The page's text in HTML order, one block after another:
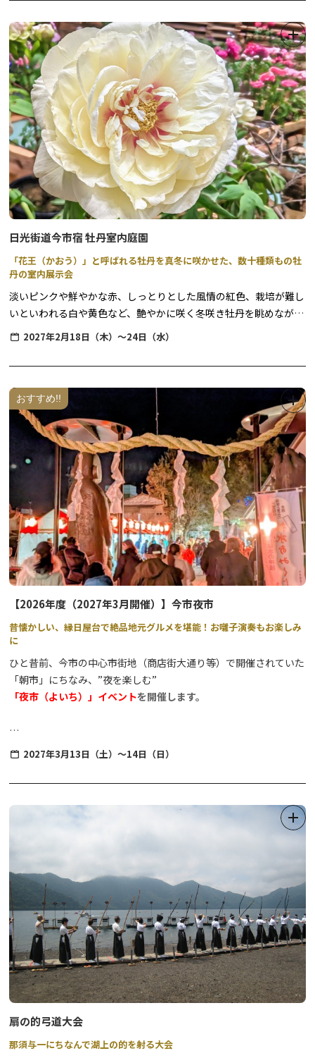
雪化粧した茅葺き屋根の古民家が点在する園内で「ミニかまくら」
や「大型かまくら」が鑑賞できます。
夜はかまくらに灯りがともされます。
※大型かまくらの中には入れません。
竹灯りのライトアップ「平家あかり」を同時開催！
かまくらと竹の灯りのきらびやかなコラボレーションをお楽しみく
ださい。
開催期間／2026年1月31日（土）～3月1日（日）※2/11(水祝)は営
営業時間／10:00～15:00（最終受付14:00）
温泉利用時間／10:00～19:00（最終受付18:00）
料金／大人1,200円 子供(小学生)600円（そり遊び代・水の郷の温
そり滑りや雪遊びなど雪国ならではの遊びが楽しめます。売店では
温かい軽食や飲み物を販売しています。
遊び疲れたら湯西川水の郷内で温泉に浸かり身も心も温まってくだ
さい。
日光街道今市宿 牡丹室内庭園
「花王（かおう）」と呼ばれる牡丹を真冬に咲かせた、数十種類もの牡
丹の室内展示会
淡いピンクや鮮やかな赤、しっとりとした風情の紅色、栽培が難し
いといわれる白や黄色など、艶やかに咲く冬咲き牡丹を眺めなが
ら、一足早い春を楽しみませんか？
牡丹は昔から、数ある花の中でもその見事な大輪の咲き様から「花
用いられています。
本来5月期に咲く牡丹を特殊栽培で咲かせ、冬季に鑑賞いただける
花の祭典を開催します。
大輪の牡丹の端正な佇まいと、日本庭園風に装飾を施した室内会場
で、趣ある和の雰囲気をゆっくりとご堪能ください。
2027年2月18日（木）～24日（水）
おすすめ!!
【2026年度（2027年3月開催）】今市夜市
昔懐かしい、縁日屋台で絶品地元グルメを堪能！お囃子演奏もお楽しみ
に
ひと昔前、今市の中心市街地（商店街大通り等）で開催されていた
「朝市」にちなみ、”夜を楽しむ”
「夜市（よいち）」イベントを開催します。
「尊徳先生（さん）」と呼ばれ今でも親しまれている今市が誇る偉
歴史ある神社の境内が提灯などの温かな灯りで照らされ、レトロ感
地元町内お囃子団体による演奏とともに、地元ならではの特産品や
絶品グルメを心ゆくまでお楽しみください。
【”今市（いまいち）”の名前の由来と『食』について】
日光市にある今市エリアは、四街道が交わることで人と同時に、
『食』や『物』が集まった場所です。
そんな当エリアでは、毎週のように「朝市」や「六斎市」と呼ばれ
る「市＝いち」が盛んに開催されていたことから、「今市」という
地名が名付けられたといわれています。
2027年3月13日（土）～14日（日）
扇の的弓道大会
那須与一にちなんで湖上の的を射る大会